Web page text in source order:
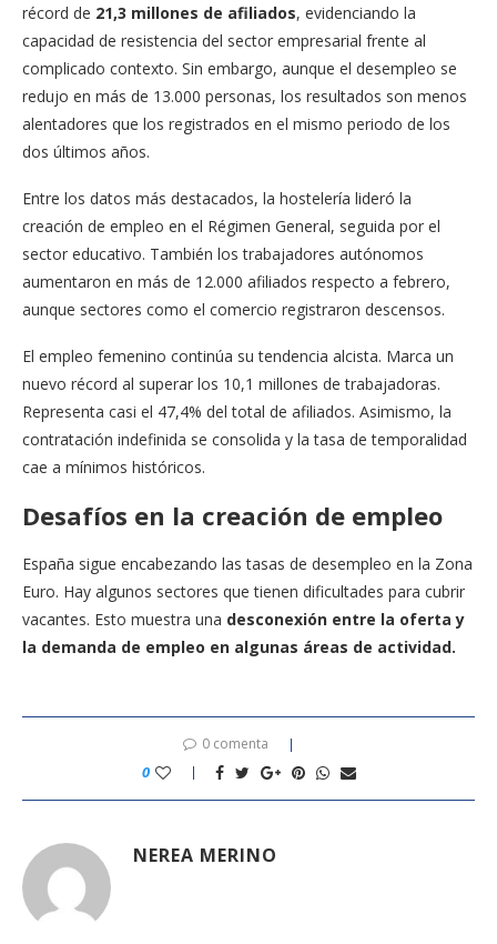
récord de 21,3 millones de afiliados, evidenciando la
capacidad de resistencia del sector empresarial frente al
complicado contexto. Sin embargo, aunque el desempleo se
redujo en más de 13.000 personas, los resultados son menos
alentadores que los registrados en el mismo periodo de los
dos últimos años.
Entre los datos más destacados, la hostelería lideró la
creación de empleo en el Régimen General, seguida por el
sector educativo. También los trabajadores autónomos
aumentaron en más de 12.000 afiliados respecto a febrero,
aunque sectores como el comercio registraron descensos.
El empleo femenino continúa su tendencia alcista. Marca un
nuevo récord al superar los 10,1 millones de trabajadoras.
Representa casi el 47,4% del total de afiliados. Asimismo, la
contratación indefinida se consolida y la tasa de temporalidad
cae a mínimos históricos.
Desafíos en la creación de empleo
España sigue encabezando las tasas de desempleo en la Zona
Euro. Hay algunos sectores que tienen dificultades para cubrir
vacantes. Esto muestra una desconexión entre la oferta y
la demanda de empleo en algunas áreas de actividad.
0 comenta
0
NEREA MERINO